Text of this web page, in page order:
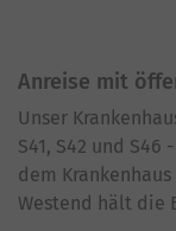
Anreise mit
Unser
S41, S42 und
dem
Westend hält die